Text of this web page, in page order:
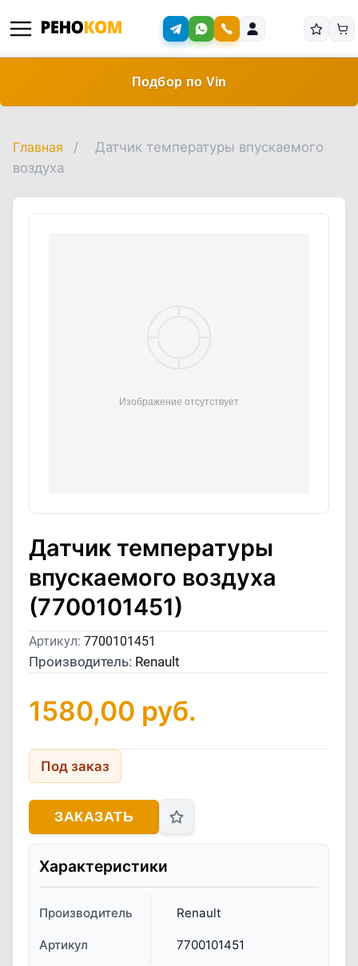
Подбор по Vin
Главная /
Датчик температуры впускаемого
воздуха
Датчик температуры
впускаемого воздуха
(7700101451)
Артикул: 7700101451
Производитель: Renault
1580,00 руб.
Под заказ
ЗАКАЗАТЬ
Характеристики
Производитель Renault
Артикул 7700101451